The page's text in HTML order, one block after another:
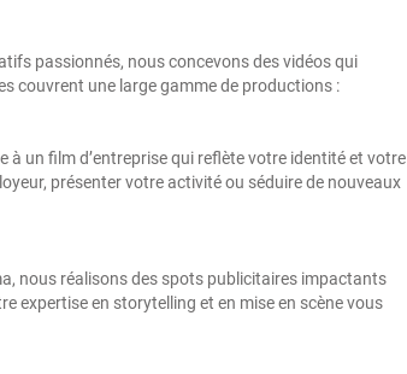
passionnés, nous concevons des vidéos qui
couvrent une large gamme de productions :
un film d’entreprise qui reflète votre identité et votre
présenter votre activité ou séduire de nouveaux
nous réalisons des spots publicitaires impactants
expertise en storytelling et en mise en scène vous